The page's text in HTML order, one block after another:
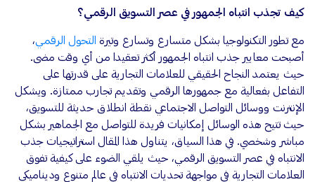
كيف تجذب انتباه الجمهور في عصر التسويق الرقمي؟
مع تطور التكنولوجيا بشكل متسارع وتسارع وتيرة التحول الرقمي،
أصبحت معايير جذب انتباه الجمهور أكثر تعقيدا من أي وقت مضى.
حيث يعتمد النجاح الحقيقي للعلامات التجارية على قدرتها على
التفاعل بفعالية مع جمهورها الرقمي وتقديم تجارب ممتازة. ويشكل
الإنترنت ووسائل التواصل الاجتماعي نقطة انطلاق حديثة للتسويق،
حيث تتيح هذه الوسائل إمكانيات فريدة للتواصل مع الجماهير بشكل
مباشر وشخصي. في هذا السياق، يتناول هذا المقال استراتيجيات جذب
الانتباه في عصر التسويق الرقمي، حيث يلقي الضوء على كيفية تفوق
العلامات التجارية في مواجهة تحديات الانتباه في عالم متنوع وديناميكي